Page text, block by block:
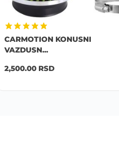
CARMOTION KONUSNI
VAZDUSN...
2,500.00RSD